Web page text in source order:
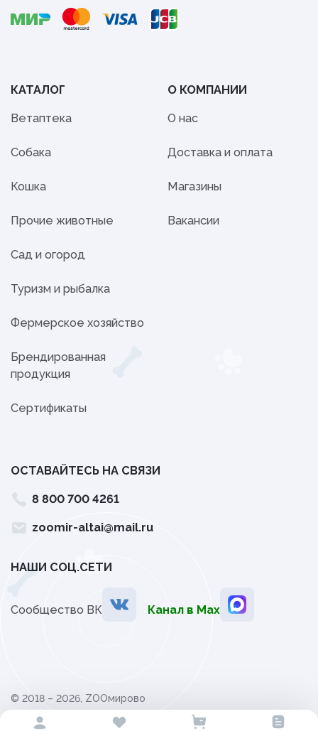
КАТАЛОГ
Ветаптека
Собака
Кошка
Прочие животные
Сад и огород
Туризм и рыбалка
Фермерское хозяйство
Брендированная
продукция
Сертификаты
О КОМПАНИИ
О нас
Доставка и оплата
Магазины
Вакансии
ОСТАВАЙТЕСЬ НА СВЯЗИ
8 800 700 4261
zoomir-altai@mail.ru
НАШИ СОЦ.СЕТИ
Сообщество ВК Канал в Мах
© 2018 – 2026, ZOOмирово